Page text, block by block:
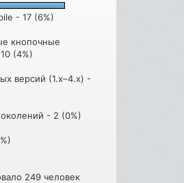
- 17 (6%)
кнопочные
(4%)
версий (1.x–4.x) -
- 2 (0%)
249 человек